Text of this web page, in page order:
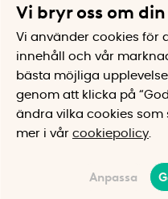
Vi bryr oss om
Vi använder cookies för
innehåll och vår
bästa möjliga
genom att klicka på
ändra vilka cookies som
mer i vår cookiepolicy
Anpassa